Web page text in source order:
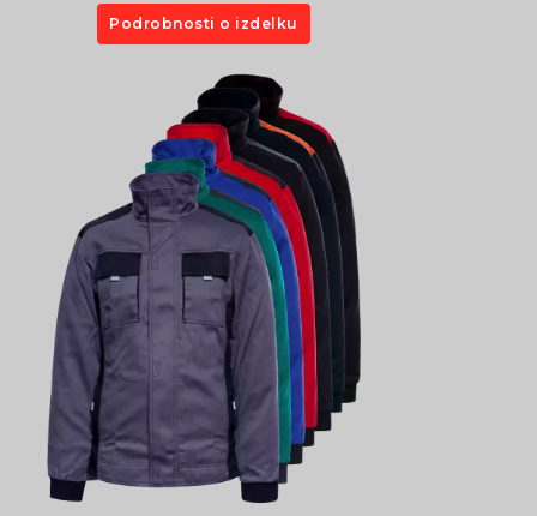
Podrobnosti o izdelku